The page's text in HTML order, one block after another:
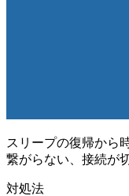
スリープの復帰から
繋がらない、接続が
対処法